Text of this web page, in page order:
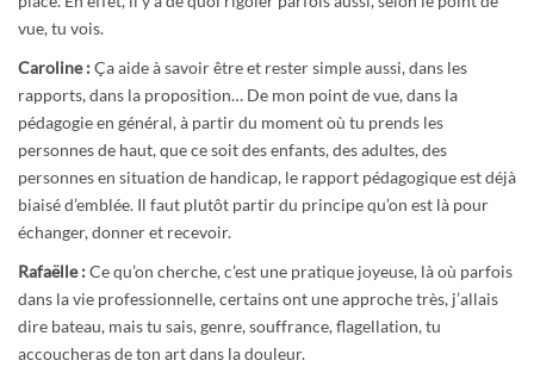
vue, tu vois.
Caroline :Ça aide à savoir être et rester simple aussi, dans les
rapports, dans la proposition… De mon point de vue, dans la
pédagogie en général, à partir du moment où tu prends les
personnes de haut, que ce soit des enfants, des adultes, des
personnes en situation de handicap, le rapport pédagogique est déjà
biaisé d’emblée. Il faut plutôt partir du principe qu’on est là pour
échanger, donner et recevoir.
Rafaëlle :Ce qu’on cherche, c’est une pratique joyeuse, là où parfois
dans la vie professionnelle, certains ont une approche très, j’allais
dire bateau, mais tu sais, genre, souffrance, flagellation, tu
accoucheras de ton art dans la douleur.